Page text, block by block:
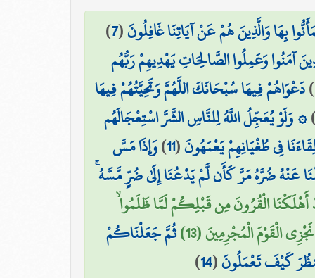
بِهَا وَالَّذِينَ هُمْ عَنْ آيَاتِنَا غَافِلُونَ(
7
)
آمَنُوا وَعَمِلُوا الصَّالِحَاتِ يَهْدِيهِمْ رَبُّهُم
)دَعْوَاهُمْ فِيهَا سُبْحَانَكَ اللَّهُمَّ وَتَحِيَّتُهُمْ فِيهَا
۞ وَلَوْ يُعَجِّلُ اللَّهُ لِلنَّاسِ الشَّرَّ اسْتِعْجَالَهُم
فِي طُغْيَانِهِمْ يَعْمَهُونَ(
11
)وَإِذَا مَسَّ
عَنْهُ ضُرَّهُ مَرَّ كَأَن لَّمْ يَدْعُنَا إِلَىٰ ضُرٍّ مَّسَّهُ
أَهْلَكْنَا الْقُرُونَ مِن قَبْلِكُمْ لَمَّا ظَلَمُوا
الْقَوْمَ الْمُجْرِمِينَ (13)
ثُمَّ جَعَلْنَاكُمْ
كَيْفَ تَعْمَلُونَ(
14
)